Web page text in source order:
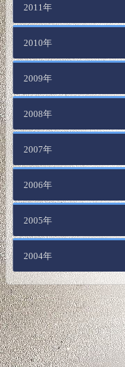
2011年
2010年
2009年
2008年
2007年
2006年
2005年
2004年